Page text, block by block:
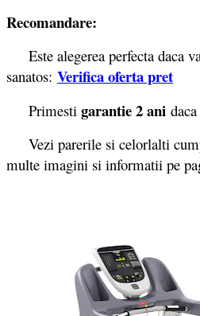
Recomandare:
Este alegerea perfecta daca
sanatos: Verifica oferta pret
Primesti garantie 2 ani
Vezi parerile si celorlalti
multe imagini si informatii pe